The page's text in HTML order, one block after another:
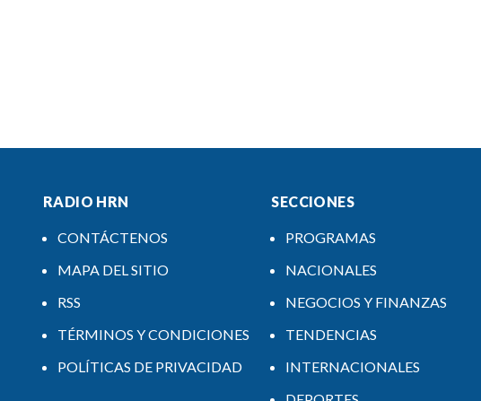
RADIO HRN
CONTÁCTENOS
MAPA DEL SITIO
RSS
TÉRMINOS Y CONDICIONES
POLÍTICAS DE PRIVACIDAD
SECCIONES
PROGRAMAS
NACIONALES
NEGOCIOS Y FINANZAS
TENDENCIAS
INTERNACIONALES